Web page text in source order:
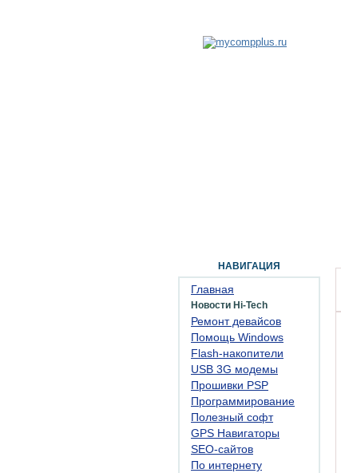
НАВИГАЦИЯ
Главная
Новости Hi-Tech
Ремонт девайсов
Помощь Windows
Flash-накопители
USB 3G модемы
Прошивки PSP
Программирование
Полезный софт
GPS Навигаторы
SEO-сайтов
По интернету